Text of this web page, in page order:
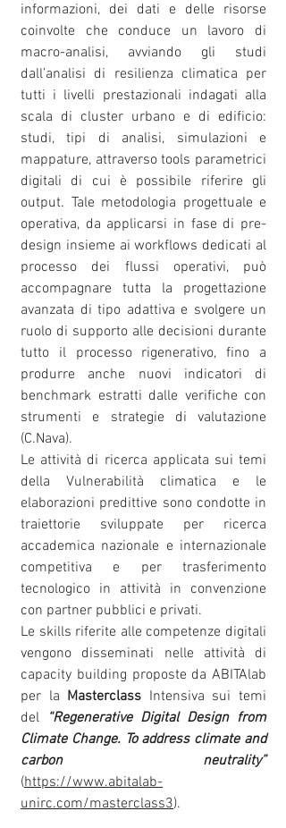
informazioni, dei dati e delle risorse
coinvolte che conduce un lavoro di
macro-analisi, avviando gli studi
dall’analisi di resilienza climatica per
tutti i livelli prestazionali indagati alla
scala di cluster urbano e di edificio:
studi, tipi di analisi, simulazioni e
mappature, attraverso tools parametrici
digitali di cui è possibile riferire gli
output. Tale metodologia progettuale e
operativa, da applicarsi in fase di pre-
design insieme ai workflows dedicati al
processo dei flussi operativi, può
accompagnare tutta la progettazione
avanzata di tipo adattiva e svolgere un
ruolo di supporto alle decisioni durante
tutto il processo rigenerativo, fino a
produrre anche nuovi indicatori di
benchmark estratti dalle verifiche con
strumenti e strategie di valutazione
(C.Nava).
Le attività di ricerca applicata sui temi
della Vulnerabilità climatica e le
elaborazioni predittive sono condotte in
traiettorie sviluppate per ricerca
accademica nazionale e internazionale
competitiva e per trasferimento
tecnologico in attività in convenzione
con partner pubblici e privati.
Le skills riferite alle competenze digitali
vengono disseminati nelle attività di
capacity building proposte da ABITAlab
per la Masterclass Intensiva sui temi
del “Regenerative Digital Design from
Climate Change. To address climate and
carbon neutrality”
(https://www.abitalab-
unirc.com/masterclass3).